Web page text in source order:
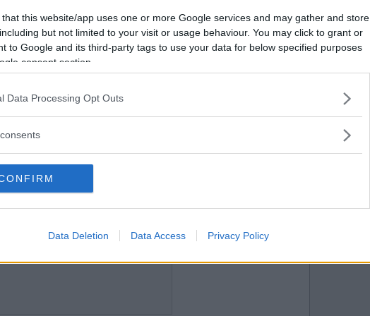
that this website/app uses one or more Google services and may gather and store
but not limited to your visit or usage behaviour. You may click to grant or
to Google and its third-party tags to use your data for below specified purposes
consent section.
Data Processing Opt Outs
Data Deletion Data Access Privacy Policy
Vill du bli
medlem?